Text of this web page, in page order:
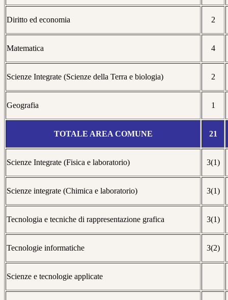
Diritto ed economia 2
Matematica 4
Scienze Integrate (Scienze della Terra e biologia) 2
Geografia 1
TOTALE AREA COMUNE 21
Scienze Integrate (Fisica e laboratorio) 3(1)
Scienze integrate (Chimica e laboratorio) 3(1)
Tecnologia e tecniche di rappresentazione grafica 3(1)
Tecnologie informatiche 3(2)
Scienze e tecnologie applicate